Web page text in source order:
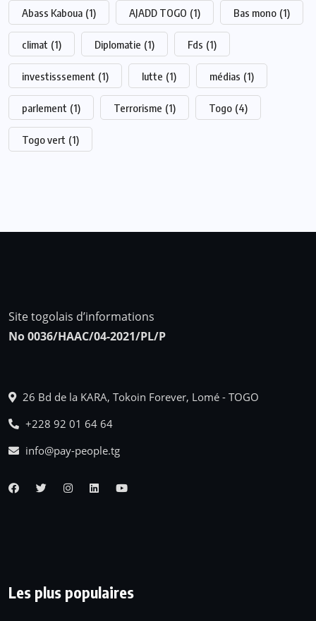
Abass Kaboua (1) AJADD TOGO (1) Bas mono (1)
climat (1) Diplomatie (1) Fds (1)
investisssement (1) lutte (1) médias (1)
parlement (1) Terrorisme (1) Togo (4)
Togo vert (1)
Site togolais d’informations
No 0036/HAAC/04-2021/PL/P
26 Bd de la KARA, Tokoin Forever, Lomé - TOGO
+228 92 01 64 64
info@pay-people.tg
Les plus populaires